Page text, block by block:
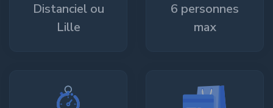
Distanciel ou
Lille
6 personnes
max